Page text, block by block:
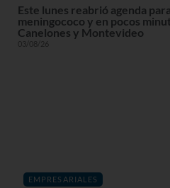
Este lunes reabrió agenda
meningococo y en pocos
Canelones y Montevideo
03/08/26
EMPRESARIALES